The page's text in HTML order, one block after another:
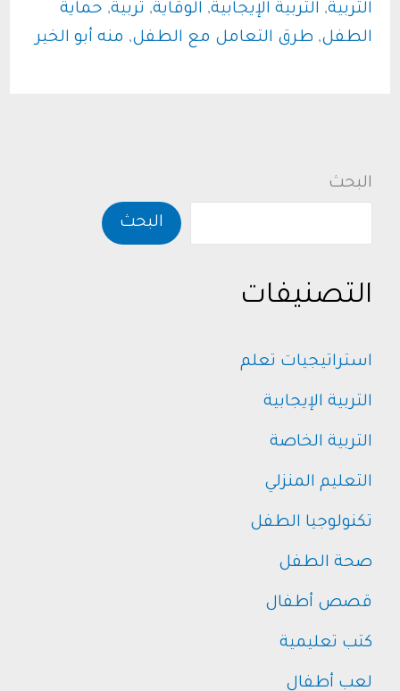
التربية, التربية الإيجابية, الوقاية, تربية, حماية
الطفل, طرق التعامل مع الطفل, منه أبو الخير
البحث
البحث
التصنيفات
استراتيجيات تعلم
التربية الإيجابية
التربية الخاصة
التعليم المنزلي
تكنولوجيا الطفل
صحة الطفل
قصص أطفال
كتب تعليمية
لعب أطفال